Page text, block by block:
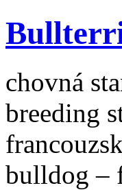
chovná
breeding
bulldog –